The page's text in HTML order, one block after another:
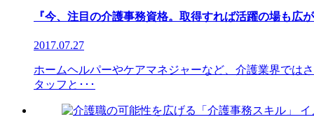
『今、注目の介護事務資格。取得すれば活躍の場も広
2017.07.27
ホームヘルパーやケアマネジャーなど、介護業界では
タッフと･･･